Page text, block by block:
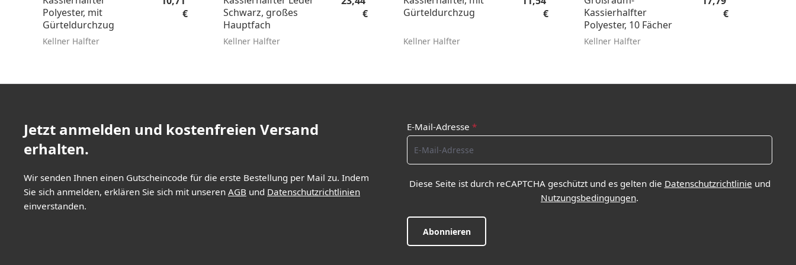
Polyester, mit
Gürteldurchzug
Kellner Halfter
€
Schwarz, großes
Hauptfach
Kellner Halfter
€
Gürteldurchzug
Kellner Halfter
€
Kassierhalfter
Polyester, 10 Fächer
Kellner Halfter
€
Jetzt anmelden und kostenfreien Versand
erhalten.
Wir senden Ihnen einen Gutscheincode für die erste Bestellung per Mail zu. Indem
Sie sich anmelden, erklären Sie sich mit unseren AGB und Datenschutzrichtlinien
einverstanden.
E-Mail-Adresse *
Diese Seite ist durch reCAPTCHA geschützt und es gelten die Datenschutzrichtlinie und
Nutzungsbedingungen.
Abonnieren